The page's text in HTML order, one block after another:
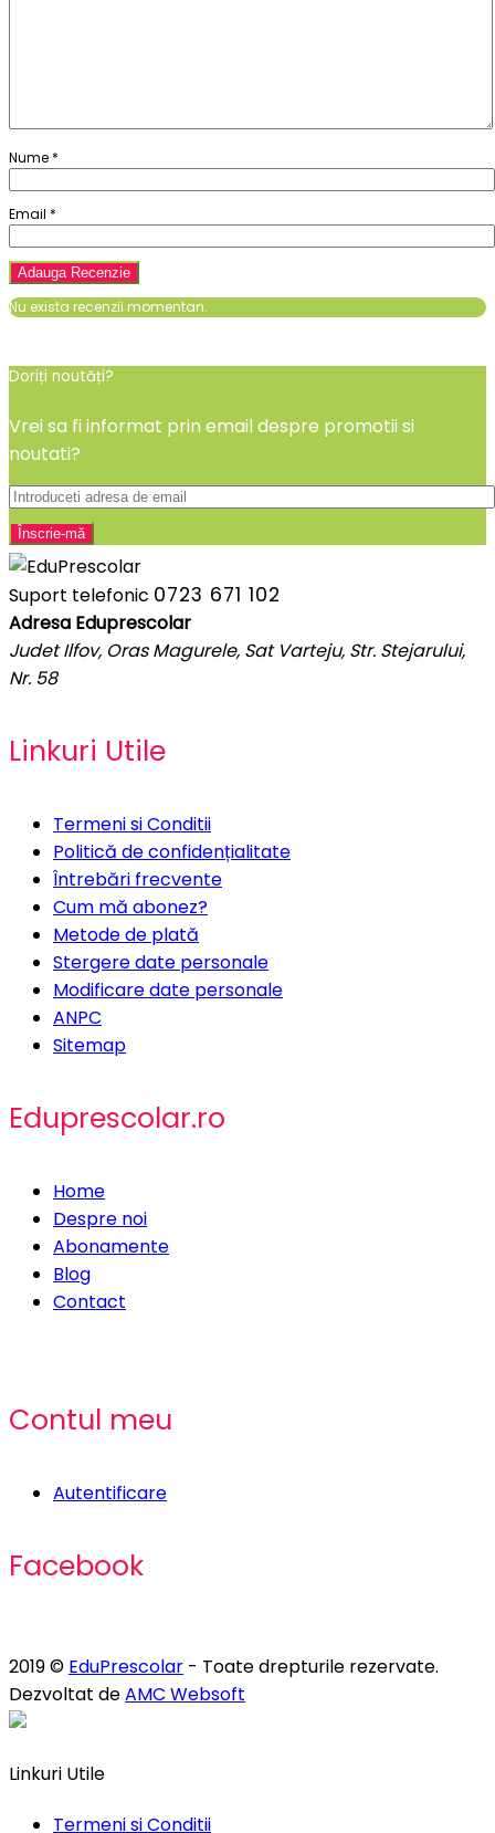
Nume *
Email *
Nu exista recenzii momentan.
Doriți noutăți?
Vrei sa fi informat prin email despre promotii si
noutati?
Suport telefonic 0723 671 102
Adresa Eduprescolar
Judet Ilfov, Oras Magurele, Sat Varteju, Str. Stejarului,
Nr. 58
Linkuri Utile
Termeni si Conditii
Politică de confidențialitate
Întrebări frecvente
Cum mă abonez?
Metode de plată
Stergere date personale
Modificare date personale
ANPC
Sitemap
Eduprescolar.ro
Home
Despre noi
Abonamente
Blog
Contact
Contul meu
Autentificare
Facebook
2019 © EduPrescolar - Toate drepturile rezervate.
Dezvoltat deAMC Websoft
Linkuri Utile
Termeni si Conditii